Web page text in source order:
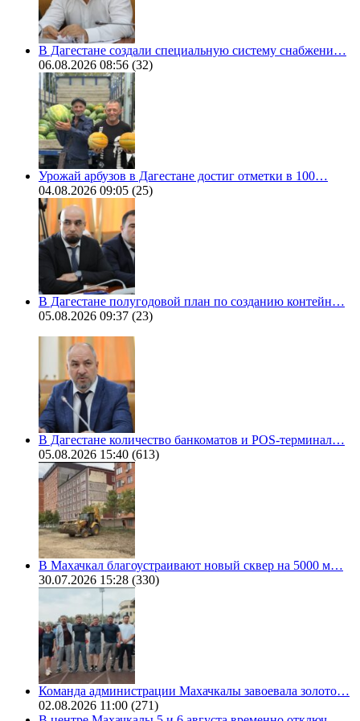
В Дагестане создали специальную систему снабжени…
06.08.2026 08:56 (32)
Урожай арбузов в Дагестане достиг отметки в 100…
04.08.2026 09:05 (25)
В Дагестане полугодовой план по созданию контейн…
05.08.2026 09:37 (23)
В Дагестане количество банкоматов и POS-терминал…
05.08.2026 15:40 (613)
В Махачкал благоустраивают новый сквер на 5000 м…
30.07.2026 15:28 (330)
Команда администрации Махачкалы завоевала золото…
02.08.2026 11:00 (271)